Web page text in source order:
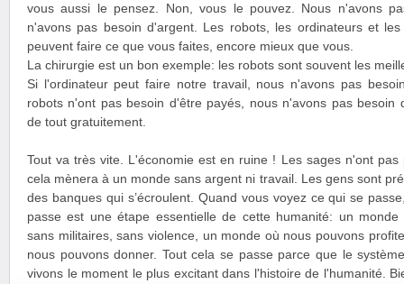
vous aussi le pensez. Non, vous le pouvez. Nous n'avons
n'avons pas besoin d'argent. Les robots, les ordinateurs et les
peuvent faire ce que vous faites, encore mieux que vous.
La chirurgie est un bon exemple: les robots sont souvent les
Si l'ordinateur peut faire notre travail, nous n'avons pas
robots n'ont pas besoin d'être payés, nous n'avons pas besoin
de tout gratuitement.
Tout va très vite. L'économie est en ruine ! Les sages n'ont
cela mènera à un monde sans argent ni travail. Les gens sont
des banques qui s’écroulent. Quand vous voyez ce qui se
passe est une étape essentielle de cette humanité: un
sans militaires, sans violence, un monde où nous pouvons
nous pouvons donner. Tout cela se passe parce que le
vivons le moment le plus excitant dans l'histoire de l'humanité.